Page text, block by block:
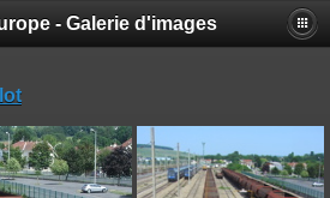
- Galerie d'images